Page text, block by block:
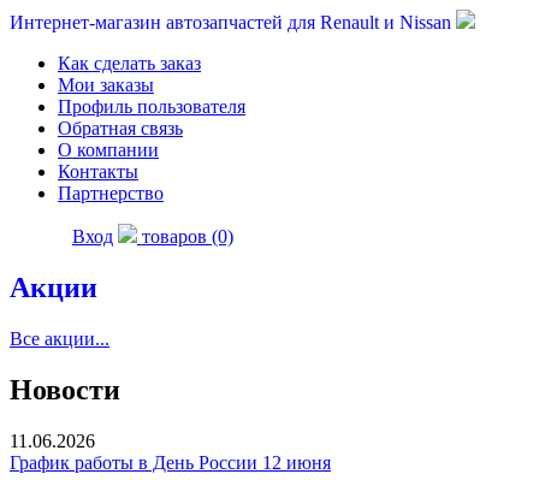
Интернет-магазин автозапчастей для Renault и Nissan
Как сделать заказ
Мои заказы
Профиль пользователя
Обратная связь
О компании
Контакты
Партнерство
Вход товаров (0)
Акции
Все акции...
Новости
11.06.2026
График работы в День России 12 июня